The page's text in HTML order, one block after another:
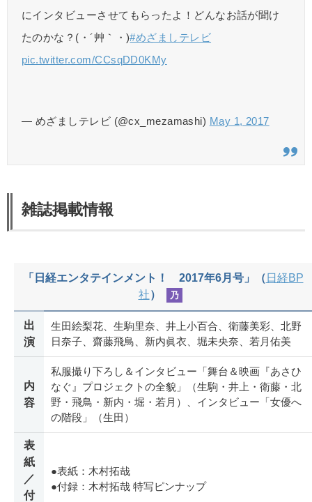
にインタビューさせてもらったよ！どんなお話が聞け
たのかな？(・´艸｀・)#めざましテレビ
pic.twitter.com/CCsqDD0KMy
— めざましテレビ (@cx_mezamashi) May 1, 2017
雑誌掲載情報
「日経エンタテインメント！ 2017年6月号」（ 日経BP
社） 乃
出
演
生田絵梨花、生駒里奈、井上小百合、衛藤美彩、北野
日奈子、齋藤飛鳥、新内眞衣、堀未央奈、若月佑美
内
容
私服撮り下ろし＆インタビュー「舞台＆映画『あさひ
なぐ』プロジェクトの全貌」（生駒・井上・衛藤・北
野・飛鳥・新内・堀・若月）、インタビュー「女優へ
の階段」（生田）
表
紙
／
付
●表紙：木村拓哉
●付録：木村拓哉 特写ピンナップ